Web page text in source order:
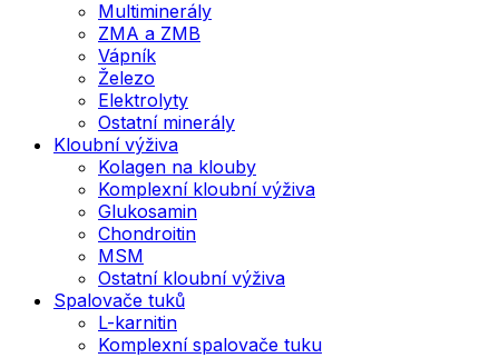
Multiminerály
ZMA a ZMB
Vápník
Železo
Elektrolyty
Ostatní minerály
Kloubní výživa
Kolagen na klouby
Komplexní kloubní výživa
Glukosamin
Chondroitin
MSM
Ostatní kloubní výživa
Spalovače tuků
L-karnitin
Komplexní spalovače tuku